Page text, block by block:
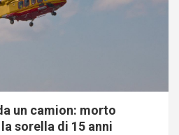
un camion: morto
sorella di 15 anni